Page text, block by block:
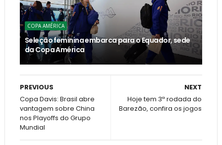
COPA AMÉRICA
Seleção feminina embarca para o Equador, sede
da Copa América
NEXT
Hoje tem 3ª rodada do
Barezão, confira os jogos
PREVIOUS
Copa Davis: Brasil abre
vantagem sobre China
nos Playoffs do Grupo
Mundial